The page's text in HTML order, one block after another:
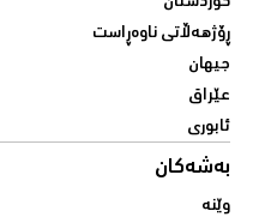
ڕۆژهەڵاتی ناوەڕاست
جیهان
عێراق
ئابوری
بەشەکان
وێنە